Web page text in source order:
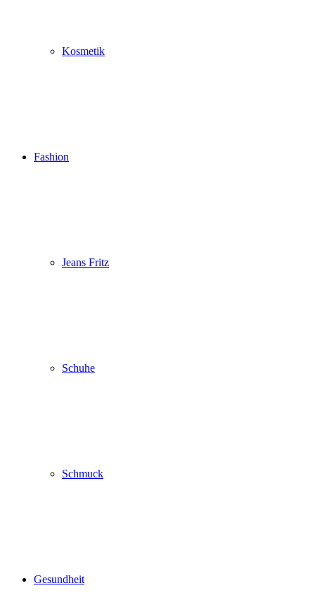
Kosmetik
Fashion
Jeans Fritz
Schuhe
Schmuck
Gesundheit